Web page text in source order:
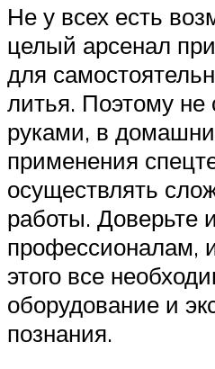
Не у всех есть
целый арсенал
для
литья. Поэтому не
руками, в
применения
осуществлять
работы. Доверьте
этого все
оборудование и
познания.